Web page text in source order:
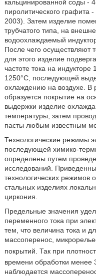
кальцинированной соды -
пиролитического графита
2003). Затем изделие
трубчатого типа, на
водоохлаждаемый
После чего
для этого изделие
частоте тока на
1250°С, последующей
охлаждению на воздухе. В
образуется покрытие на
выдержки изделие
температуры, затем
пасты любым известным
Технологические режимы
последующей химико-
определены путем
исследований.
технологических
стальных изделиях
циркония.
Предельные значения
переменного тока при
тем, что величина тока и
массоперенос,
покрытий. Так при
времени обработки менее
наблюдается